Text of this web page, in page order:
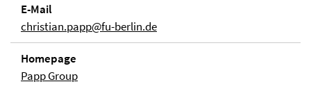
E-Mail
christian.papp@fu-berlin.de
Homepage
Papp Group